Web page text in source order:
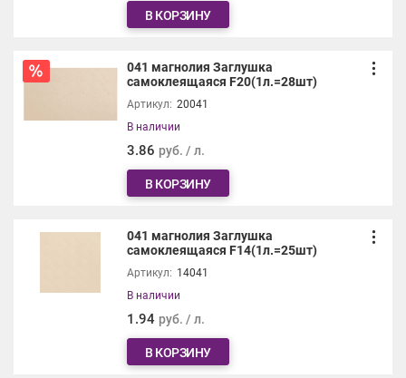
В КОРЗИНУ
041 магнолия Заглушка
самоклеящаяся F20(1л.=28шт)
Артикул: 20041
В наличии
3.86 руб. / л.
В КОРЗИНУ
041 магнолия Заглушка
самоклеящаяся F14(1л.=25шт)
Артикул: 14041
В наличии
1.94 руб. / л.
В КОРЗИНУ